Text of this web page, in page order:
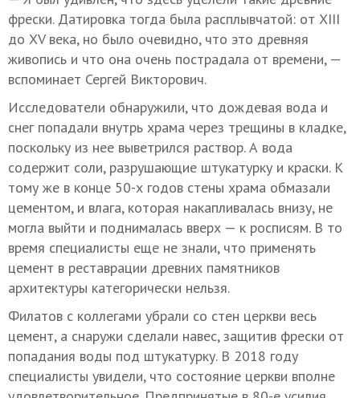
фрески. Датировка тогда была расплывчатой: от XIII
до XV века, но было очевидно, что это древняя
живопись и что она очень пострадала от времени, —
вспоминает Сергей Викторович.
Исследователи обнаружили, что дождевая вода и
снег попадали внутрь храма через трещины в кладке,
поскольку из нее выветрился раствор. А вода
содержит соли, разрушающие штукатурку и краски. К
тому же в конце 50-х годов стены храма обмазали
цементом, и влага, которая накапливалась внизу, не
могла выйти и поднималась вверх — к росписям. В то
время специалисты еще не знали, что применять
цемент в реставрации древних памятников
архитектуры категорически нельзя.
Филатов с коллегами убрали со стен церкви весь
цемент, а снаружи сделали навес, защитив фрески от
попадания воды под штукатурку. В 2018 году
специалисты увидели, что состояние церкви вполне